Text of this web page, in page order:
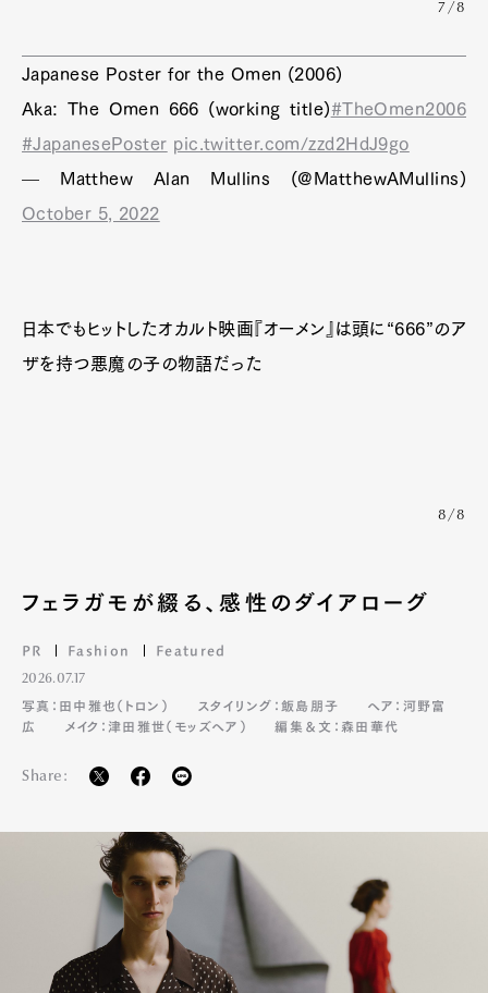
ProductCulture
Pen Meet
Pen international
7/8
Japanese Poster for the Omen (2006)
Aka: The Omen 666 (working title)#TheOmen2006
#JapanesePoster pic.twitter.com/zzd2HdJ9go
— Matthew Alan Mullins (@MatthewAMullins)
October 5, 2022
日本でもヒットしたオカルト映画『オーメン』は頭に“666”のア
ザを持つ悪魔の子の物語だった
8/8
フェラガモが綴る、感性のダイアローグ
PR Fashion Featured
2026.07.17
写真：田中雅也（トロン）
スタイリング：飯島朋子
ヘア：河野富
広
メイク：津田雅世（モッズヘア） 編集＆文：森田華代
Share: